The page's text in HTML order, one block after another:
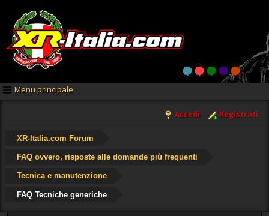
Menu principale
Accedi Registrati
XR-Italia.com Forum
FAQ ovvero, risposte alle domande più frequenti
Tecnica e manutenzione
FAQ Tecniche generiche